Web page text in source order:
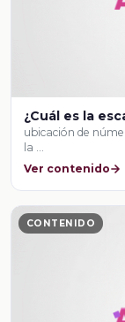
¿Cuál es la
ubicación de
la …
Ver contenido
CONTENIDO